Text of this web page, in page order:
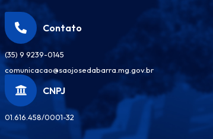
Contato
(35) 9 9239-0145
comunicacao@saojosedabarra.mg.gov.br
CNPJ
01.616.458/0001-32